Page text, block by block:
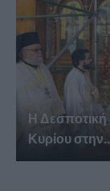
Η
Κυρίου